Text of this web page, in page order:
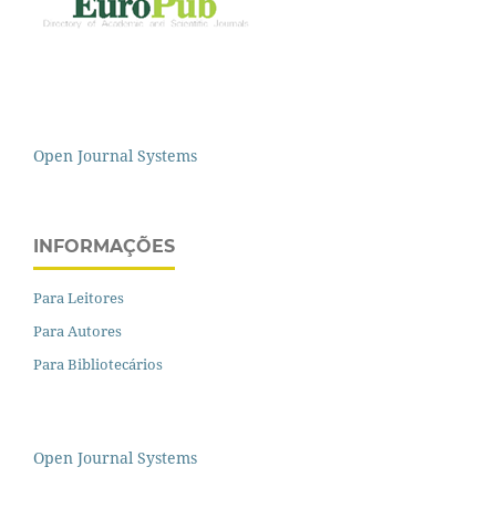
Open Journal Systems
INFORMAÇÕES
Para Leitores
Para Autores
Para Bibliotecários
Open Journal Systems